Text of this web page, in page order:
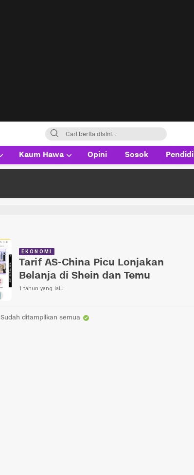
Kaum Hawa Opini Sosok
EKONOMI
Tarif AS-China Picu Lonjakan
Belanja di Shein dan Temu
1 tahun yang lalu
Sudah ditampilkan semua